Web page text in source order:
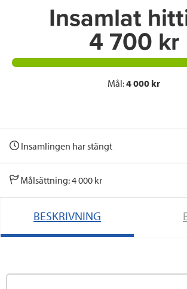
Insamlat
4 700 kr
Mål:4 000 kr
Insamlingen har stängt
Målsättning: 4 000 kr
BESKRIVNING